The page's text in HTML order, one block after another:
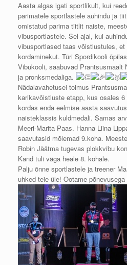
Aasta algas igati sportlikult, kui
parimatele sportlastele auhindu ja
omistatud parima tiitlit naiste,
vibusportlastele. Sel ajal, kui
vibusportlased taas võistlustules,
kordaminekut. Türi Spordikooli
Vibukooli, saabuvad Prantsusmaalt
ja pronksmedaliga.
Nädalavahetusel toimus
karikavõistluste etapp, kus osales
kordas enda eelmise aasta
naisteklassis kuldmedali. Samas
Meeri-Marita Paas. Hanna Liina
saavutasid mõlemad 9.koha.
Robin Jäätma tugevas plokkvibu
Kand tuli väga heale 8. kohale.
Palju õnne sportlastele ja treener
uhked teie üle! Ootame